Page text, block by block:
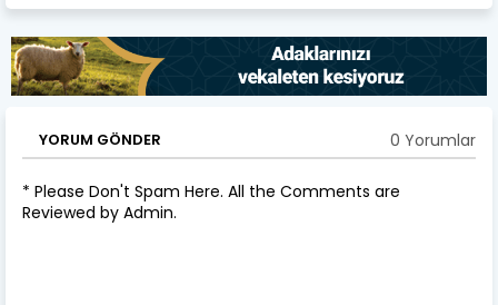
YORUM GÖNDER 0 Yorumlar
* Please Don't Spam Here. All the Comments are
Reviewed by Admin.